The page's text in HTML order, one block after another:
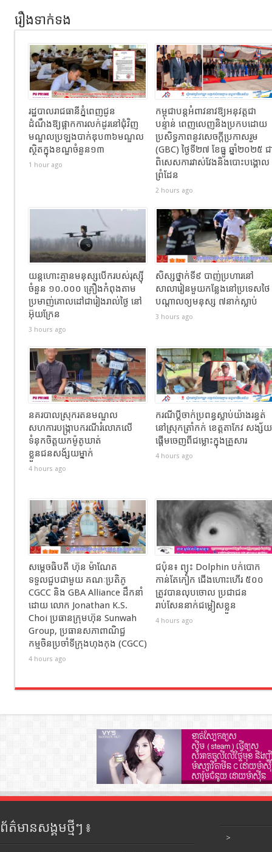
រឿងទាក់ទង
រដ្ឋបាលរាជធានីភ្នំពេញជូន
ដំណឹងឱ្យផ្អាកការលក់ដូរនៅជុំវិញ
មណ្ឌលប្រឡងបាក់ឌុប៣៦មណ្ឌល
ស្ថិតក្នុងខណ្ឌចំនួន១៣
1 hour ago
កម្ពុជាបន្តអំពាវនាវឱ្យអនុវត្តជា
បន្ទាន់ ពេញលេញនិងប្រកបដោយ
ប្រសិទ្ធភាពនូវសេចក្តីប្រកាសរួម
(GBC) ថ្ងៃទី២៧ ខែធ្នូ ឆ្នាំ២០២៥ ជ
ពិសេសការវាស់វែងនិងបោះបង្គោល
ព្រំដែន
2 hours ago
យន្តហោះគ្មានមនុស្សបើករបស់រុស្ស៊ី
ចំនួន ១០.០០០ គ្រឿងកំពុងតាម
ប្រមាញ់គោលដៅជារៀងរាល់ថ្ងៃ នៅ
អ៊ុយក្រែន
3 hours ago
សិស្សថ្នាក់ទី៩ បាញ់ប្រហារនៅ
សាលារៀនមួយកន្លែងនៅប្រទេសថៃ
បណ្តាលឲ្យមនុស្ស ៧នាក់ស្លាប់
3 hours ago
នគរបាលស្រុករតនមណ្ឌល
សហការបង្រ្កាបករណីរំលោភលើ
ទំនុកចិត្តយកម៉ូតូឃាត់
ខ្លួនជនសង័្សយម្នាក់
4 hours ago
ករណីប្តីចាក់ប្រពន្ធស្លាប់យ៉ាងរន្ធត់
នៅស្រុកត្រាំកក់ ខេត្តតាកែវ សង្ស័យ
ផ្តើមចេញពីជម្លោះក្នុងគ្រួសារ
4 hours ago
សម្ដេចធិបតី ហ៊ុន ម៉ាណែត
ទទួលជួបជាមួយ គណៈប្រតិភូ
CGCC និង GBA Alliance ដឹកនាំ
ដោយ លោក Jonathan K.S.
Choi ប្រធានក្រុមហ៊ុន Sunwah
Group, ប្រធានសភាពាណិជ្ជ
កម្មចិនប្រចាំទីក្រុងហុងកុង (CGCC)
4 hours ago
ជប៉ុន៖ ព្យុះ Dolphin បក់បោក
កាន់តែកៀក ជើងហោះហើរ ៥០០
ត្រូវបានលុបចោល ប្រជាជន
រាប់សែននាក់ជម្លៀសខ្លួន
4 hours ago
ព័ត៌មានសង្គមថ្មីៗ ៖
>